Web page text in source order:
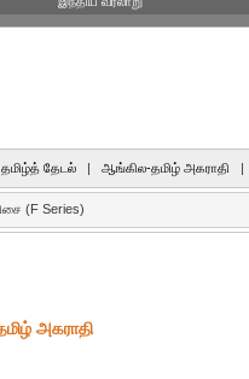
தமிழ்த் தேடல் | ஆங்கில-தமிழ் அகராதி |
(F Series)
அகராதி